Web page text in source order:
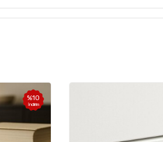
%10
İndirim